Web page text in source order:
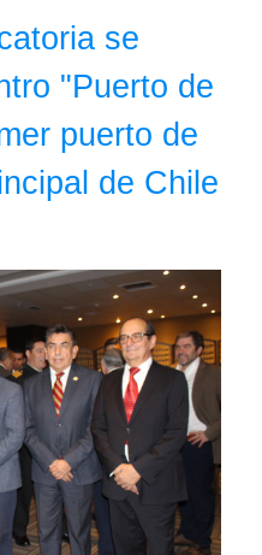
se
"Puerto de
puerto de
de Chile